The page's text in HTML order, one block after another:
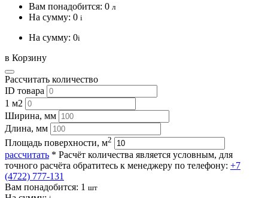
Вам понадобится: 0 л
На сумму: 0 i
На сумму: 0i
в Корзину
Рассчитать количество
ID товара
1 м2
Ширина, мм
Длина, мм
Площадь поверхности, м2
рассчитать * Расчёт количества является условным, для
точного расчёта обратитесь к менеджеру по телефону: +7
(4722) 777-131
Вам понадобится: 1 шт